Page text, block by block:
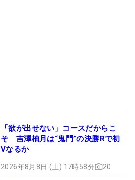
「欲が出せない」コースだからこ
そ 吉澤柚月は“鬼門”の決勝Rで初
Vなるか
2026年8月8日 (土) 17時58分 20